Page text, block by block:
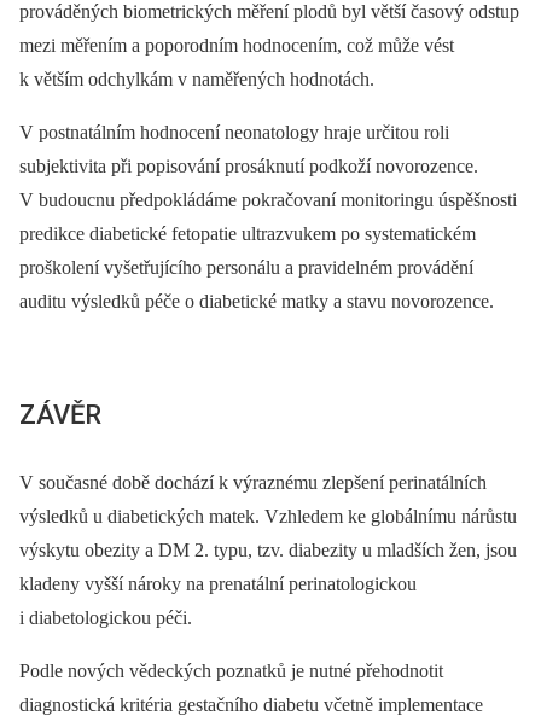
prováděných biometrických měření plodů byl větší časový odstup
mezi měřením a poporodním hodnocením, což může vést
k větším odchylkám v naměřených hodnotách.
V postnatálním hodnocení neonatology hraje určitou roli
subjektivita při popisování prosáknutí podkoží novorozence.
V budoucnu předpokládáme pokračovaní monitoringu úspěšnosti
predikce diabetické fetopatie ultrazvukem po systematickém
proškolení vyšetřujícího personálu a pravidelném provádění
auditu výsledků péče o diabetické matky a stavu novorozence.
ZÁVĚR
V současné době dochází k výraznému zlepšení perinatálních
výsledků u diabetických matek. Vzhledem ke globálnímu nárůstu
výskytu obezity a DM 2. typu, tzv. diabezity u mladších žen, jsou
kladeny vyšší nároky na prenatální perinatologickou
i diabetologickou péči.
Podle nových vědeckých poznatků je nutné přehodnotit
diagnostická kritéria gestačního diabetu včetně implementace